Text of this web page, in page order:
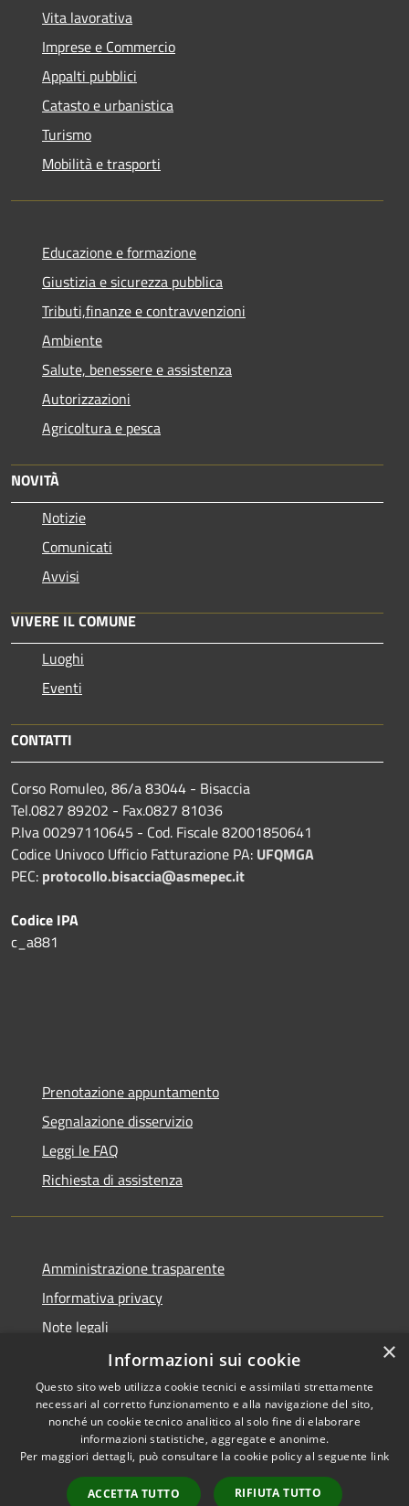
Vita lavorativa
Imprese e Commercio
Appalti pubblici
Catasto e urbanistica
Turismo
Mobilità e trasporti
Educazione e formazione
Giustizia e sicurezza pubblica
Tributi,finanze e contravvenzioni
Ambiente
Salute, benessere e assistenza
Autorizzazioni
Agricoltura e pesca
NOVITÀ
Notizie
Comunicati
Avvisi
VIVERE IL COMUNE
Luoghi
Eventi
CONTATTI
Corso Romuleo, 86/a 83044 - Bisaccia
Tel.0827 89202 - Fax.0827 81036
P.Iva 00297110645 - Cod. Fiscale 82001850641
Codice Univoco Ufficio Fatturazione PA: UFQMGA
PEC: protocollo.bisaccia@asmepec.it
Codice IPA
c_a881
Prenotazione appuntamento
Segnalazione disservizio
Leggi le FAQ
Richiesta di assistenza
Amministrazione trasparente
Informativa privacy
Note legali
Dichiarazione di accessibilità
RSS
Accessibilità
Copyright © 2026 • Comune di
Bisaccia • Powered by
Municipium•
Accesso
×
Informazioni sui cookie
Questo sito web utilizza cookie tecnici e assimilati strettamente
necessari al corretto funzionamento e alla navigazione del sito,
nonché un cookie tecnico analitico al solo fine di elaborare
informazioni statistiche, aggregate e anonime.
Per maggiori dettagli, può consultare la cookie policy al seguente link
ACCETTA TUTTO RIFIUTA TUTTO